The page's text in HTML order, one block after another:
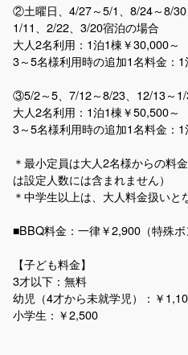
②土曜日、4/27～5/1、8/24～8/30
1/11、2/22、3/20宿泊の場合
大人2名利用：1泊1棟￥30,000～
3～5名様利用時の追加1名料金：
③5/2～5、7/12～8/23、12/13～1/
大人2名利用：1泊1棟￥50,500～
3～5名様利用時の追加1名料金：
＊最小定員は大人2名様からの料
は設定人数には含まれません）
＊中学生以上は、大人料金扱いと
■BBQ料金：一律￥2,900（特殊ボ
【子ども料金】
3才以下：無料
幼児（4才から未就学児）：￥
小学生：￥2,500